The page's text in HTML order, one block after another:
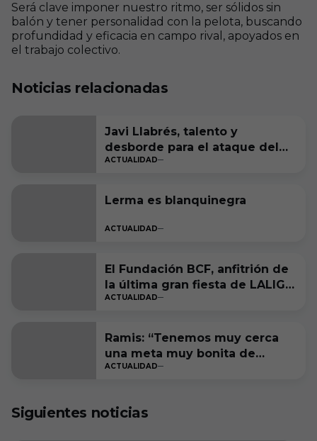
Será clave imponer nuestro ritmo, ser sólidos sin
balón y tener personalidad con la pelota, buscando
profundidad y eficacia en campo rival, apoyados en
el trabajo colectivo.
Noticias relacionadas
Javi Llabrés, talento y
desborde para el ataque del
Burgos CF
ACTUALIDAD
Lerma es blanquinegra
ACTUALIDAD
El Fundación BCF, anfitrión de
la última gran fiesta de LALIGA
Genuine Moeve
ACTUALIDAD
Ramis: “Tenemos muy cerca
una meta muy bonita de
cumplir”
ACTUALIDAD
Siguientes noticias